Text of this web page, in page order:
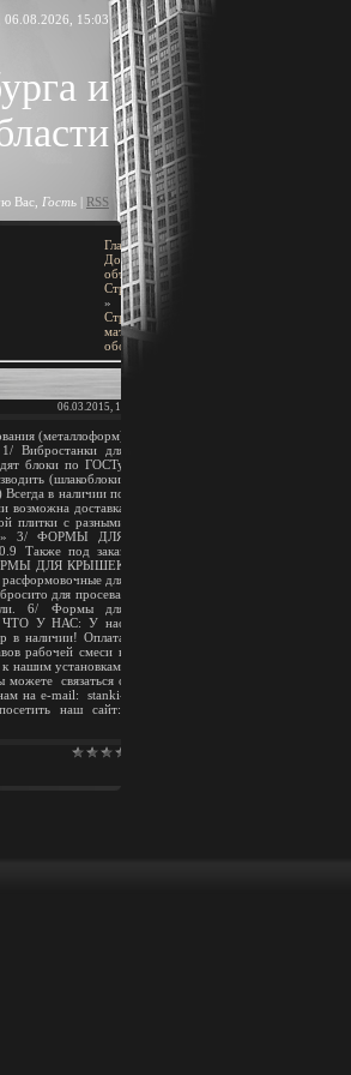
06.08.2026, 15:03
и
Вас Гость | RSS
Главная»
Доска
объявлений
Строительство
»
Строительные
материалы и
оборудование
06.03.2015, 16:38
(металлоформ)
Вибростанки для
блоки по ГОСТу
(шлакоблоки,
в наличии по
доставка
плитки с разными
3/ ФОРМЫ ДЛЯ
под заказ
ФОРМЫ ДЛЯ КРЫШЕК
для
для просева,
6/ Формы для
У НАС: У нас
в наличии! Оплата
рабочей смеси в
нашим установкам.
связаться с
на e-mail: stanki-
наш сайт: